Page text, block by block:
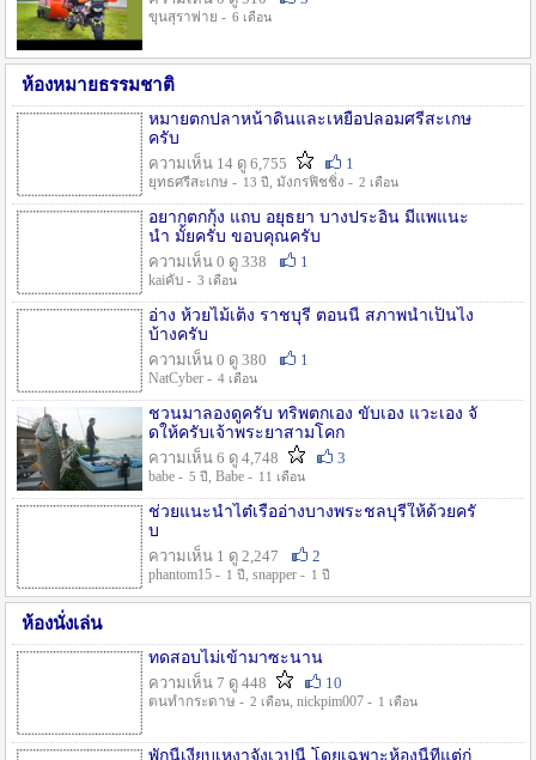
ขุนสุราพ่าย - 6 เดือน
ห้องหมายธรรมชาติ
หมายตกปลาหน้าดินและเหยื่อปลอมศรีสะเกษ
ครับ
ความเห็น 14 ดู 6,755
1
ยุทธศรีสะเกษ - 13 ปี , มังกรฟิชชิ่ง - 2 เดือน
อยากตกกุ้ง แถบ อยุธยา บางประอิน มีแพแนะ
นำ มั้ยครับ ขอบคุณครับ
ความเห็น 0 ดู 338
1
kaiคับ - 3 เดือน
อ่าง ห้วยไม้เต็ง ราชบุรี ตอนนี้ สภาพน้ำเป็นไง
บ้างครับ
ความเห็น 0 ดู 380
1
NatCyber - 4 เดือน
ชวนมาลองดูครับ ทริพตกเอง ขับเอง แวะเอง จั
ดให้ครับเจ้าพระยาสามโคก
ความเห็น 6 ดู 4,748
3
babe - 5 ปี , Babe - 11 เดือน
ช่วยแนะนำไต๋เรืออ่างบางพระชลบุรีให้ด้วยครั
บ
ความเห็น 1 ดู 2,247
2
phantom15 - 1 ปี , snapper - 1 ปี
ห้องนั่งเล่น
ทดสอบไม่เข้ามาซะนาน
ความเห็น 7 ดู 448
10
ตนทำกระดาษ - 2 เดือน, nickpim007 - 1 เดือน
พักนี้เงียบเหงาจังเวปนี้ โดยเฉพาะห้องนี้ที่แต่ก่